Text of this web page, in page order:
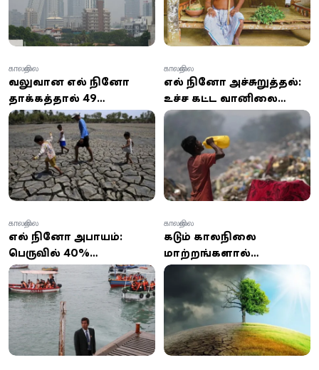
வலுவான எல் நினோ
தாக்கத்தால் 49
மில்லியன் மக்கள்
கடுமையான உணவுப்
பஞ்சத்தை
எதிர்கொள்ளும் அபாயம் -
உலக உணவுத் திட்டம்
எச்சரிக்கை!
காலநிலை
எல் நினோ அச்சுறுத்தல்:
உச்ச கட்ட வானிலை
மாற்றத்திற்குத்
தயாராகுமாறு ஐ.நா.
எச்சரிக்கை
காலநிலை
எல் நினோ அபாயம்:
பெருவில் 40%
மாவட்டங்களில் அவசர
நிலை பிரகடனம்
காலநிலை
கடும் காலநிலை
மாற்றங்களால்
பட்டினிகிடக்கும்
குழந்தைகள்!
காலநிலை